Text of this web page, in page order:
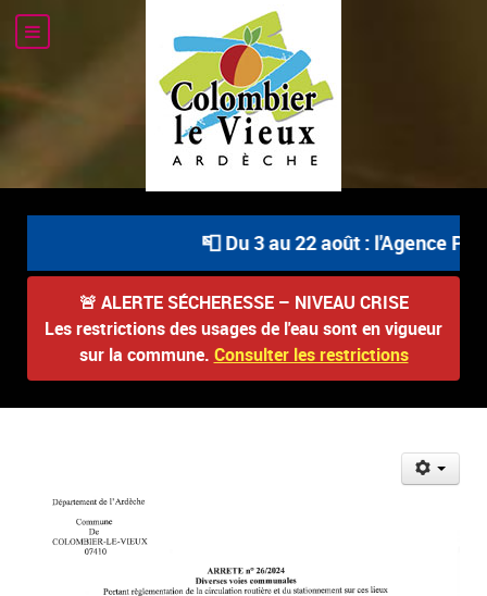
📮 Du 3 au 22 août : l'Agence
🚨 ALERTE SÉCHERESSE – NIVEAU CRISE
Les restrictions des usages de l'eau sont en vigueur
sur la commune. Consulter les restrictions